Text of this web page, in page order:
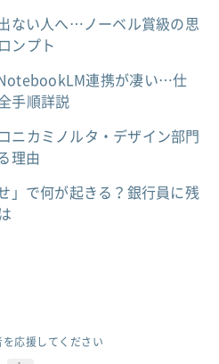
ない人へ…ノーベル賞級の思
ンプト
連携が凄い…仕
手順詳説
ニカミノルタ・デザイン部門
理由
」で何が起きる？銀行員に残
応援してください